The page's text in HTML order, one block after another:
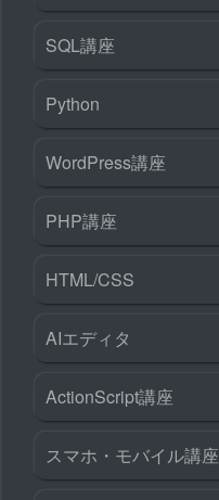
SQL講座
Python
WordPress講座
PHP講座
HTML/CSS
AIエディタ
ActionScript講座
スマホ・モバイル講座